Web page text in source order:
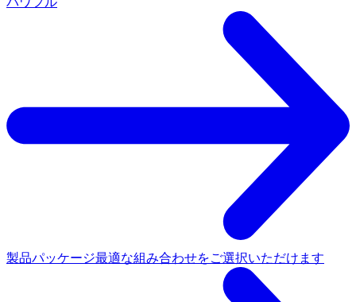
製品パッケージ最適な組み合わせをご選択いただけます